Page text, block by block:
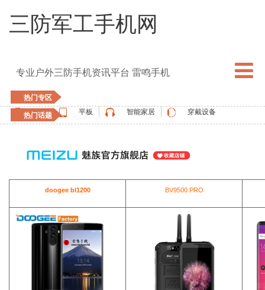
三防军工手机网
专业户外三防手机资讯平台 雷鸣手机
热门专区
手机
平板 智能家居 穿戴设备
热门话题
vernee
doogee bl1200 BV9500 PRO